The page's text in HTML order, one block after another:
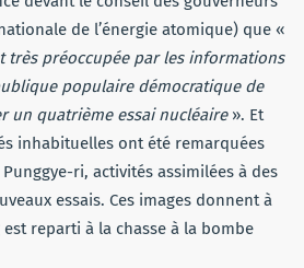
de l’énergie atomique) que «
très préoccupée par les informations
populaire démocratique de
un quatrième essai nucléaire». Et
inhabituelles ont été remarquées
ri, activités assimilées à des
essais. Ces images donnent à
reparti à la chasse à la bombe